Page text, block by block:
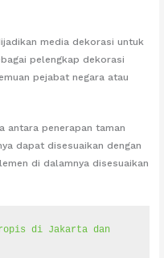
media dekorasi untuk
pelengkap dekorasi
pejabat negara atau
antara penerapan taman
dapat disesuaikan dengan
di dalamnya disesuaikan
di Jakarta dan